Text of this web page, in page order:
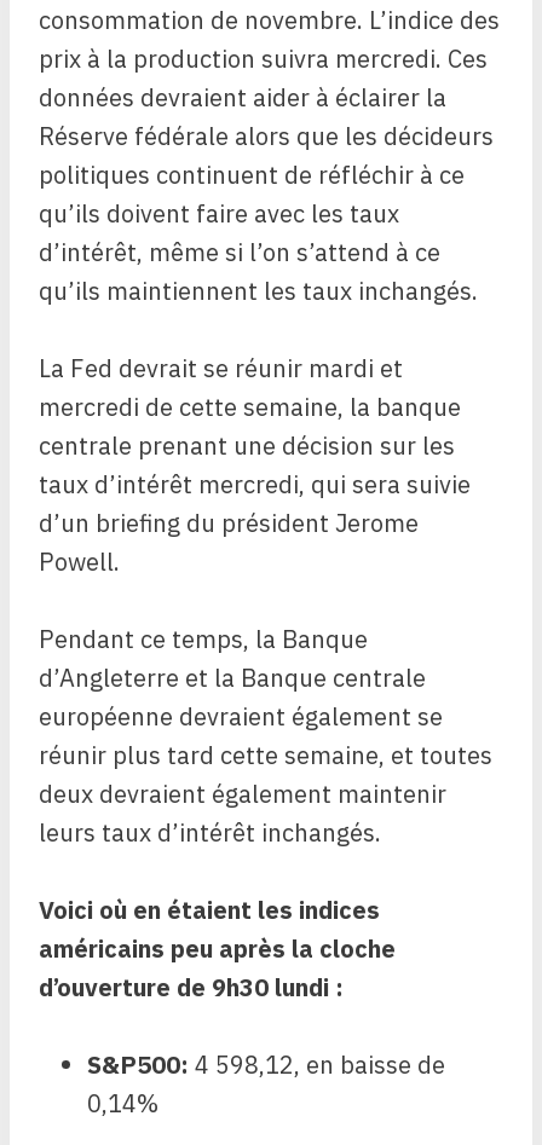
consommation de novembre. L’indice des
prix à la production suivra mercredi. Ces
données devraient aider à éclairer la
Réserve fédérale alors que les décideurs
politiques continuent de réfléchir à ce
qu’ils doivent faire avec les taux
d’intérêt, même si l’on s’attend à ce
qu’ils maintiennent les taux inchangés.
La Fed devrait se réunir mardi et
mercredi de cette semaine, la banque
centrale prenant une décision sur les
taux d’intérêt mercredi, qui sera suivie
d’un briefing du président Jerome
Powell.
Pendant ce temps, la Banque
d’Angleterre et la Banque centrale
européenne devraient également se
réunir plus tard cette semaine, et toutes
deux devraient également maintenir
leurs taux d’intérêt inchangés.
Voici où en étaient les indices
américains peu après la cloche
d’ouverture de 9h30 lundi :
S&P500: 4 598,12, en baisse de
0,14%